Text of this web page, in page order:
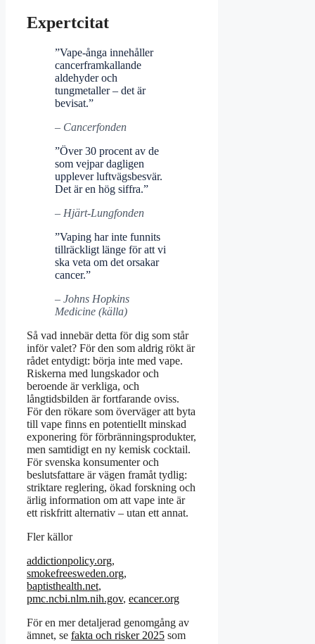
Expertcitat
”Vape-ånga innehåller
cancerframkallande
aldehyder och
tungmetaller – det är
bevisat.”
– Cancerfonden
”Över 30 procent av de
som vejpar dagligen
upplever luftvägsbesvär.
Det är en hög siffra.”
– Hjärt-Lungfonden
”Vaping har inte funnits
tillräckligt länge för att vi
ska veta om det orsakar
cancer.”
– Johns Hopkins
Medicine (källa)
Så vad innebär detta för dig som står
inför valet? För den som aldrig rökt är
rådet entydigt: börja inte med vape.
Riskerna med lungskador och
beroende är verkliga, och
långtidsbilden är fortfarande oviss.
För den rökare som överväger att byta
till vape finns en potentiellt minskad
exponering för förbränningsprodukter,
men samtidigt en ny kemisk cocktail.
För svenska konsumenter och
beslutsfattare är vägen framåt tydlig:
striktare reglering, ökad forskning och
ärlig information om att vape inte är
ett riskfritt alternativ – utan ett annat.
Fler källor
addictionpolicy.org,
smokefreesweden.org,
baptisthealth.net,
pmc.ncbi.nlm.nih.gov, ecancer.org
För en mer detaljerad genomgång av
ämnet, se fakta och risker 2025 som